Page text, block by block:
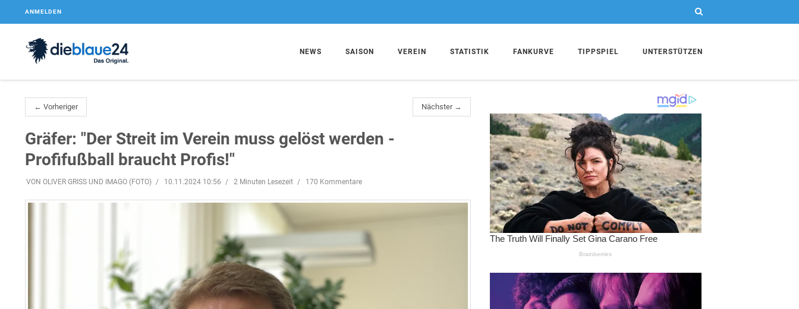
ANMELDEN
NEWS SAISON VEREIN STATISTIK FANKURVE TIPPSPIEL UNTERSTÜTZEN
← Vorheriger Nächster →
Gräfer: "Der Streit im Verein muss gelöst werden -
Profifußball braucht Profis!"
VON OLIVER GRISS UND IMAGO (FOTO) 10.11.2024 10:56 2 Minuten Lesezeit 170 Kommentare